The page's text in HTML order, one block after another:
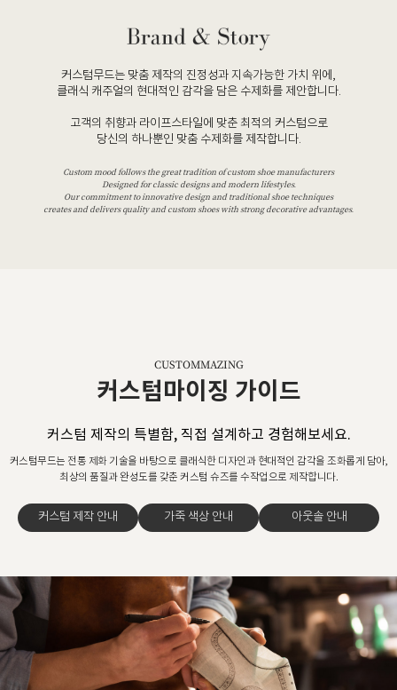
커스텀무드는 맞춤 제작의 진정성과 지속가능한 가치 위에,
클래식 캐주얼의 현대적인 감각을 담은 수제화를 제안합니다.
고객의 취향과 라이프스타일에 맞춘 최적의 커스텀으로
당신의 하나뿐인 맞춤 수제화를 제작합니다.
Custom mood follows the great tradition of custom shoe manufacturers
Designed for classic designs and modern lifestyles.
Our commitment to innovative design and traditional shoe techniques
creates and delivers quality and custom shoes with strong decorative advantages.
CUSTOMMAZING
커스텀마이징 가이드
커스텀 제작의 특별함, 직접 설계하고 경험해보세요.
커스텀무드는 전통 제화 기술을 바탕으로 클래식한 디자인과 현대적인 감각을 조화롭게 담아,
최상의 품질과 완성도를 갖춘 커스텀 슈즈를 수작업으로 제작합니다.
커스텀 제작 안내 가죽 색상 안내 아웃솔 안내